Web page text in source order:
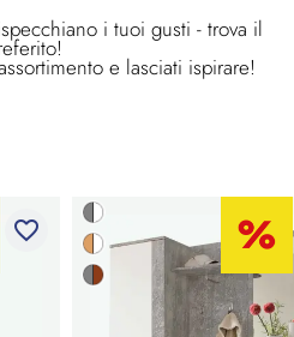
i tuoi gusti - trova il
e lasciati ispirare!
favorite_border